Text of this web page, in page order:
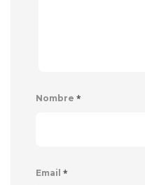
Nombre *
Email *